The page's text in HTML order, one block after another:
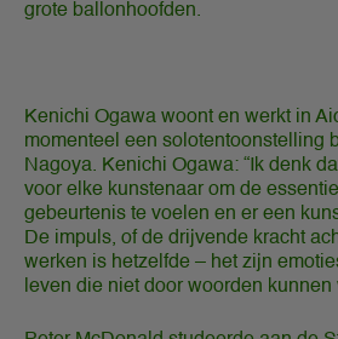
grote ballonhoofden.
Kenichi Ogawa woont en werkt in
momenteel een solotentoonstelling
Nagoya. Kenichi Ogawa: “Ik denk
voor elke kunstenaar om de
gebeurtenis te voelen en er een
De impuls, of de drijvende kracht
werken is hetzelfde – het zijn
leven die niet door woorden kunnen